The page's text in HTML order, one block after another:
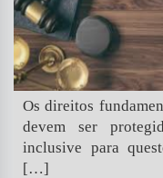
Os direitos
devem ser
inclusive para
[…]